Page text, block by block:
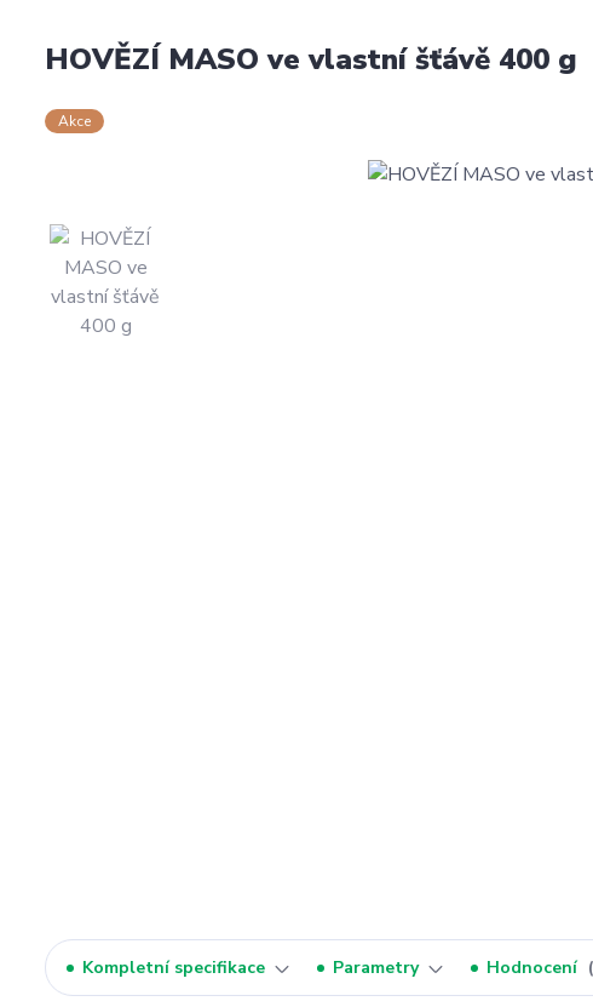
HOVĚZÍ MASO ve vlastní šťávě 400 g
Akce
Kompletní specifikace Parametry Hodnocení